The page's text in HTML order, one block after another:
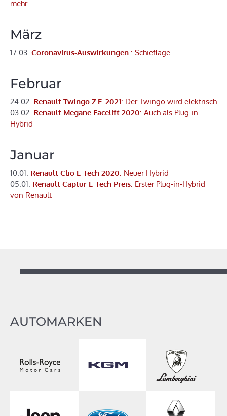
mehr
März
17.03. Coronavirus-Auswirkungen : Schieflage
Februar
24.02. Renault Twingo Z.E. 2021: Der Twingo wird elektrisch
03.02. Renault Megane Facelift 2020: Auch als Plug-in-
Hybrid
Januar
10.01. Renault Clio E-Tech 2020: Neuer Hybrid
05.01. Renault Captur E-Tech Preis: Erster Plug-in-Hybrid
von Renault
AUTOMARKEN